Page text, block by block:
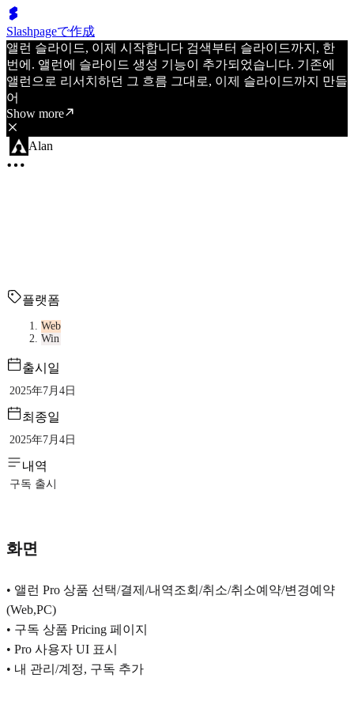
Slashpageで作成
앨런 슬라이드, 이제 시작합니다 검색부터 슬라이드까지, 한
번에. 앨런에 슬라이드 생성 기능이 추가되었습니다. 기존에
앨런으로 리서치하던 그 흐름 그대로, 이제 슬라이드까지 만들
어
Show more
Alan
플랫폼
Web
Win
출시일
2025年7月4日
최종일
2025年7月4日
내역
구독 출시
화면
• 앨런 Pro 상품 선택/결제/내역조회/취소/취소예약/변경예약
(Web,PC)
• 구독 상품 Pricing 페이지
• Pro 사용자 UI 표시
• 내 관리/계정, 구독 추가